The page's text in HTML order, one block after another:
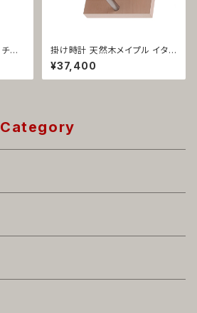
ュ
一
掛け時計 天然木メイプル イタリ
ア製 コートハンガー付き 安積伸
1093
¥37,400
Category